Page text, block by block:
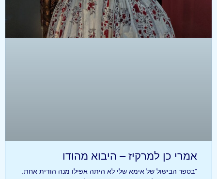
אמרי כן למרקיז – היבוא מהודו
"בספר הבישול של אימא שלי לא היתה אפילו מנה הודית אחת.